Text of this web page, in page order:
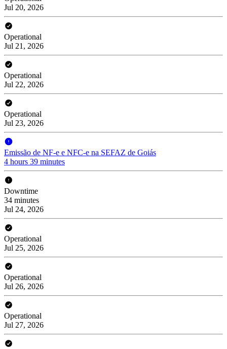
Jul 20, 2026
Operational
Jul 21, 2026
Operational
Jul 22, 2026
Operational
Jul 23, 2026
Emissão de NF-e e NFC-e na SEFAZ de Goiás
4 hours 39 minutes
Downtime
34 minutes
Jul 24, 2026
Operational
Jul 25, 2026
Operational
Jul 26, 2026
Operational
Jul 27, 2026